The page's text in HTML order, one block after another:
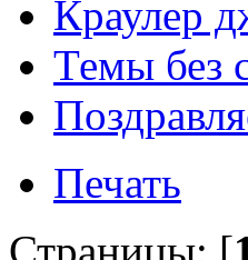
Краулер
Темы без
Печать
Страницы: [